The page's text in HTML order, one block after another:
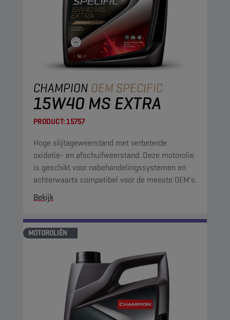
CHAMPION OEM SPECIFIC
15W40 MS EXTRA
PRODUCT:15757
Hoge slijtageweerstand met verbeterde
oxidatie- en afschuifweerstand. Deze motorolie
is geschikt voor nabehandelingssystemen en
achterwaarts compatibel voor de meeste OEM's.
Bekijk
MOTOROLIËN